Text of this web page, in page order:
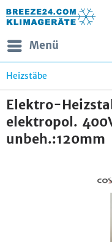
Menü
Heizstäbe
Elektro-
elektropol.
unbeh.:120mm